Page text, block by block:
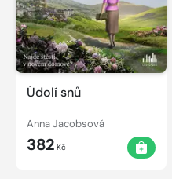
Údolí snů
Anna Jacobsová
382 Kč